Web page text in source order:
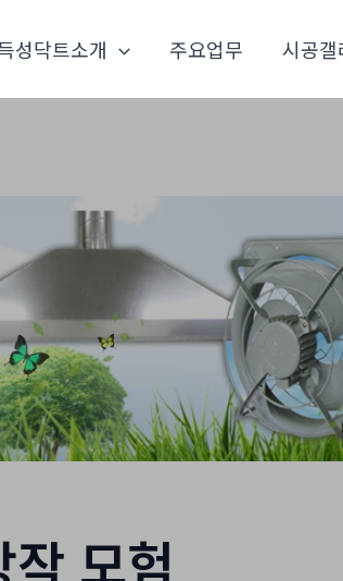
성닥트소개 주요업무 시공갤
모험